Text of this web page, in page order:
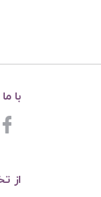
از
با